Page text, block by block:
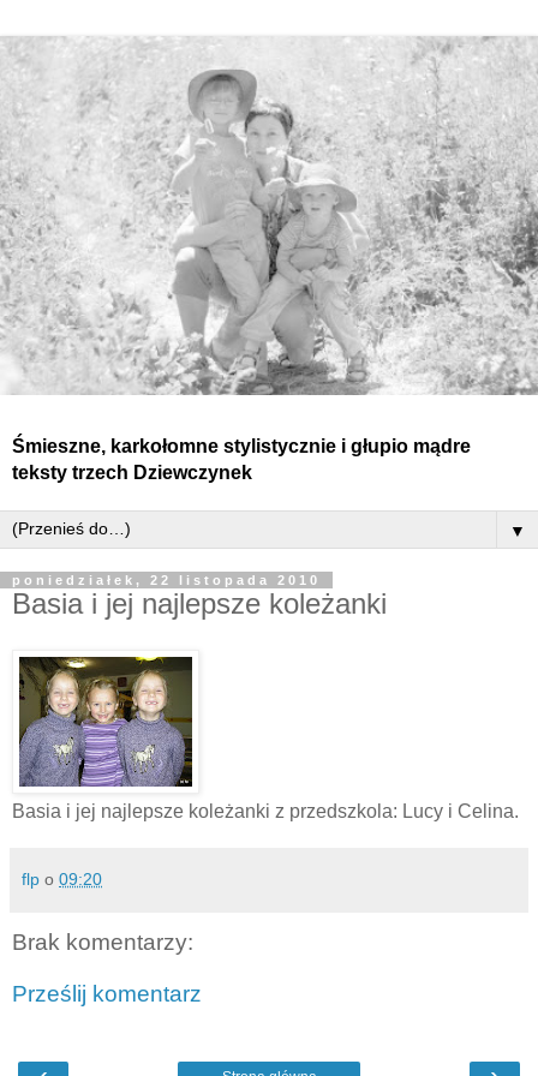
Śmieszne, karkołomne stylistycznie i głupio mądre
teksty trzech Dziewczynek
▼
poniedziałek, 22 listopada 2010
Basia i jej najlepsze koleżanki
Basia i jej najlepsze koleżanki z przedszkola: Lucy i Celina.
flp o 09:20
Brak komentarzy:
Prześlij komentarz